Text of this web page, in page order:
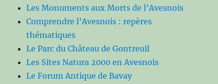
Les Monuments aux Morts de l’Avesnois
Comprendre l’Avesnois : repères
thématiques
Le Parc du Château de Gontreuil
Les Sites Natura 2000 en Avesnois
Le Forum Antique de Bavay